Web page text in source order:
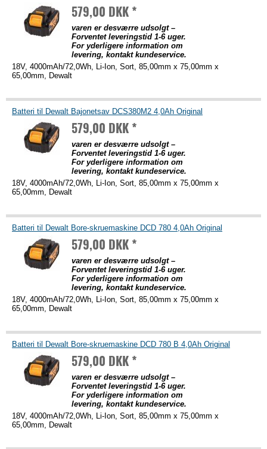
579,00 DKK *
varen er desværre udsolgt –
Forventet leveringstid 1-6 uger.
For yderligere information om
levering, kontakt kundeservice.
18V, 4000mAh/72,0Wh, Li-Ion, Sort, 85,00mm x 75,00mm x
65,00mm, Dewalt
Batteri til Dewalt Bajonetsav DCS380M2 4,0Ah Original
579,00 DKK *
varen er desværre udsolgt –
Forventet leveringstid 1-6 uger.
For yderligere information om
levering, kontakt kundeservice.
18V, 4000mAh/72,0Wh, Li-Ion, Sort, 85,00mm x 75,00mm x
65,00mm, Dewalt
Batteri til Dewalt Bore-skruemaskine DCD 780 4,0Ah Original
579,00 DKK *
varen er desværre udsolgt –
Forventet leveringstid 1-6 uger.
For yderligere information om
levering, kontakt kundeservice.
18V, 4000mAh/72,0Wh, Li-Ion, Sort, 85,00mm x 75,00mm x
65,00mm, Dewalt
Batteri til Dewalt Bore-skruemaskine DCD 780 B 4,0Ah Original
579,00 DKK *
varen er desværre udsolgt –
Forventet leveringstid 1-6 uger.
For yderligere information om
levering, kontakt kundeservice.
18V, 4000mAh/72,0Wh, Li-Ion, Sort, 85,00mm x 75,00mm x
65,00mm, Dewalt